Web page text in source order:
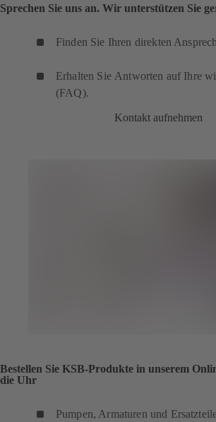
Sprechen Sie uns an. Wir unterstützen Sie
Finden Sie Ihren direkten
Erhalten Sie Antworten auf Ihre
(FAQ).
Kontakt aufnehmen
Bestellen Sie KSB-Produkte in unserem
die Uhr
Pumpen, Armaturen und